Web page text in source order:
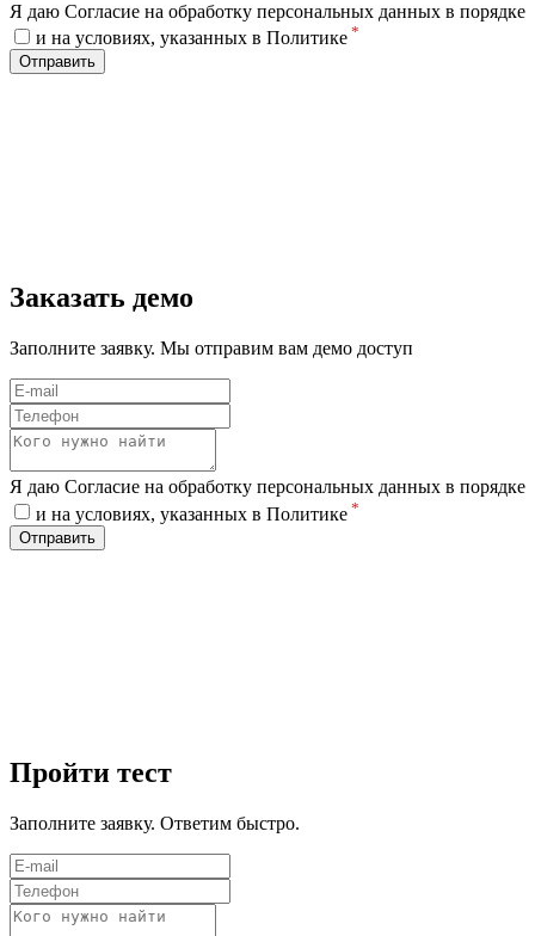
Я даю Согласие на обработку персональных данных в порядке
и на условиях, указанных в Политике *
Отправить
Заказать демо
Заполните заявку. Мы отправим вам демо доступ
Я даю Согласие на обработку персональных данных в порядке
и на условиях, указанных в Политике *
Отправить
Пройти тест
Заполните заявку. Ответим быстро.